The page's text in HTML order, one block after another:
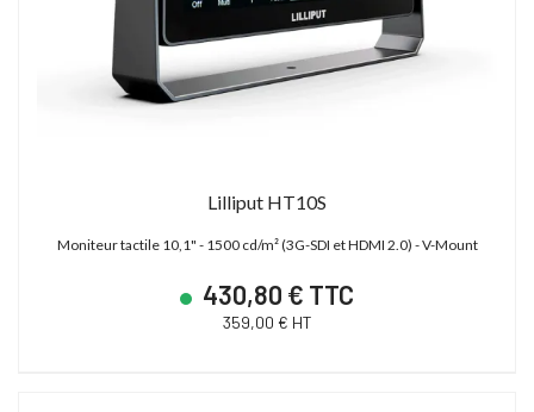
Lilliput HT10S
Moniteur tactile 10,1" - 1500 cd/m² (3G-SDI et HDMI 2.0) - V-Mount
430,80 € TTC
359,00 € HT